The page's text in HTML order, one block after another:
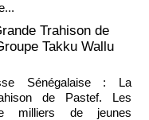
Trahison de
Takku Wallu
Sénégalaise : La
de Pastef. Les
milliers de jeunes